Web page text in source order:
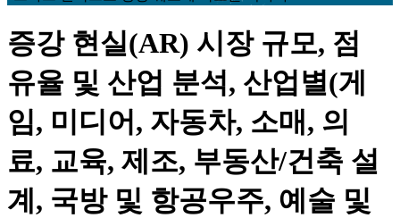
증강 현실(AR) 시장 규모, 점
유율 및 산업 분석, 산업별(게
임, 미디어, 자동차, 소매, 의
료, 교육, 제조, 부동산/건축 설
계, 국방 및 항공우주, 예술 및